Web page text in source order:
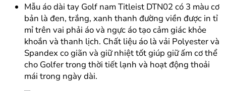
Mẫu áo dài tay Golf nam Titleist DTN02 có 3 màu cơ
bản là đen, trắng, xanh thanh đường viền được in tỉ
mỉ trên vai phải áo và ngực áo tạo cảm giác khỏe
khoắn và thanh lịch. Chất liệu áo là vải Polyester và
Spandex co giãn và giữ nhiệt tốt giúp giữ ấm cơ thể
cho Golfer trong thời tiết lạnh và hoạt động thoải
mái trong ngày dài.